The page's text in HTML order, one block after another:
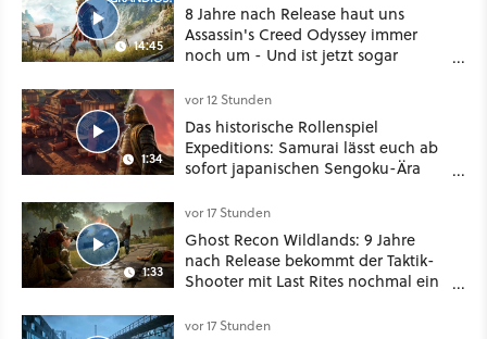
14:45
8 Jahre nach Release haut uns
Assassin's Creed Odyssey immer
noch um - Und ist jetzt sogar
1:34
vor 12 Stunden
Das historische Rollenspiel
Expeditions: Samurai lässt euch ab
sofort japanischen Sengoku-Ära
oder Diplomatie
1:33
vor 17 Stunden
Ghost Recon Wildlands: 9 Jahre
nach Release bekommt der Taktik-
Shooter mit Last Rites nochmal ein
vor 17 Stunden